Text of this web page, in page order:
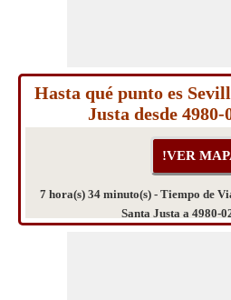
Hasta qué punto es
Justa desde
7 hora(s) 34 minuto(s) - Tiempo de
Santa Justa a 4980-